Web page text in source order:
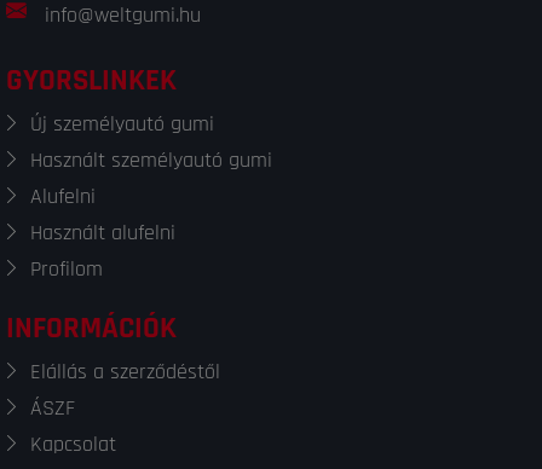
info@weltgumi.hu
GYORSLINKEK
Új személyautó gumi
Használt személyautó gumi
Alufelni
Használt alufelni
Profilom
INFORMÁCIÓK
Elállás a szerződéstől
ÁSZF
Kapcsolat